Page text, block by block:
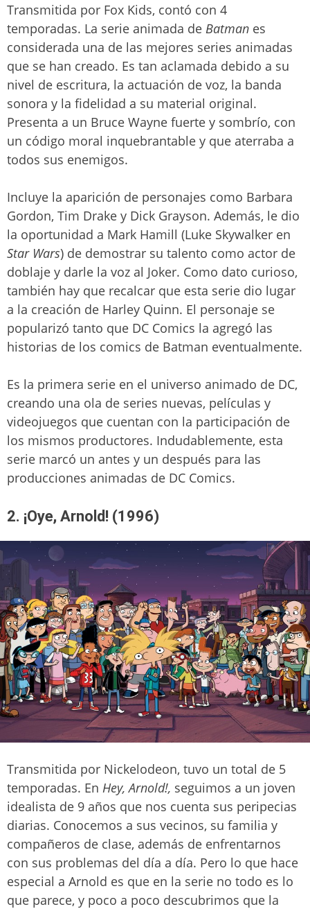
Transmitida por Fox Kids, contó con 4
temporadas. La serie animada de Batman es
considerada una de las mejores series animadas
que se han creado. Es tan aclamada debido a su
nivel de escritura, la actuación de voz, la banda
sonora y la fidelidad a su material original.
Presenta a un Bruce Wayne fuerte y sombrío, con
un código moral inquebrantable y que aterraba a
todos sus enemigos.
Incluye la aparición de personajes como Barbara
Gordon, Tim Drake y Dick Grayson. Además, le dio
la oportunidad a Mark Hamill (Luke Skywalker en
Star Wars) de demostrar su talento como actor de
doblaje y darle la voz al Joker. Como dato curioso,
también hay que recalcar que esta serie dio lugar
a la creación de Harley Quinn. El personaje se
popularizó tanto que DC Comics la agregó las
historias de los comics de Batman eventualmente.
Es la primera serie en el universo animado de DC,
creando una ola de series nuevas, películas y
videojuegos que cuentan con la participación de
los mismos productores. Indudablemente, esta
serie marcó un antes y un después para las
producciones animadas de DC Comics.
2. ¡Oye, Arnold! (1996)
Transmitida por Nickelodeon, tuvo un total de 5
temporadas. En Hey, Arnold!, seguimos a un joven
idealista de 9 años que nos cuenta sus peripecias
diarias. Conocemos a sus vecinos, su familia y
compañeros de clase, además de enfrentarnos
con sus problemas del día a día. Pero lo que hace
especial a Arnold es que en la serie no todo es lo
que parece, y poco a poco descubrimos que la